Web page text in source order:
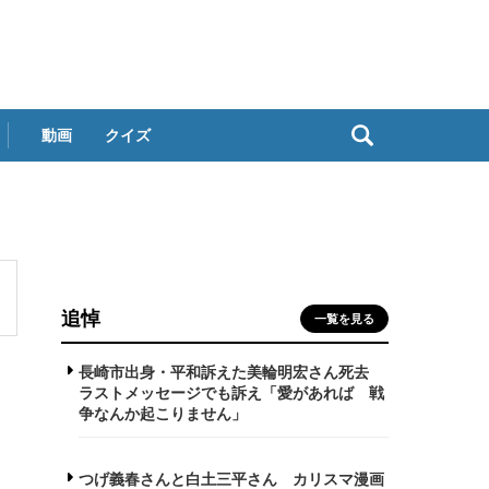
動画 クイズ
追悼 一覧を見る
長崎市出身・平和訴えた美輪明宏さん死去
ラストメッセージでも訴え「愛があれば 戦
争なんか起こりません」
つげ義春さんと白土三平さん カリスマ漫画